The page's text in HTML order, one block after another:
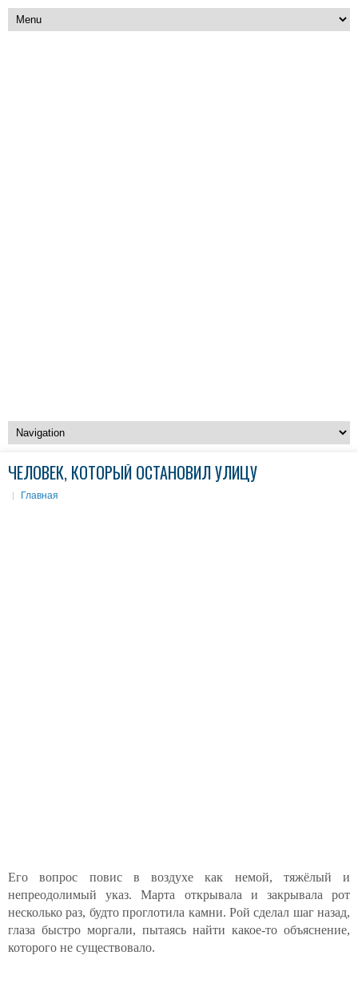
ЧЕЛОВЕК, КОТОРЫЙ ОСТАНОВИЛ УЛИЦУ
Главная
Его вопрос повис в воздухе как немой, тяжёлый и
непреодолимый указ. Марта открывала и закрывала рот
несколько раз, будто проглотила камни. Рой сделал шаг назад,
глаза быстро моргали, пытаясь найти какое-то объяснение,
которого не существовало.